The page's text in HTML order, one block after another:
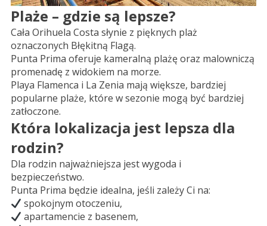
Plaże – gdzie są lepsze?
Cała Orihuela Costa słynie z pięknych plaż
oznaczonych Błękitną Flagą.
Punta Prima oferuje kameralną plażę oraz malowniczą
promenadę z widokiem na morze.
Playa Flamenca i La Zenia mają większe, bardziej
popularne plaże, które w sezonie mogą być bardziej
zatłoczone.
Która lokalizacja jest lepsza dla
rodzin?
Dla rodzin najważniejsza jest wygoda i
bezpieczeństwo.
Punta Prima będzie idealna, jeśli zależy Ci na:
spokojnym otoczeniu,
apartamencie z basenem,